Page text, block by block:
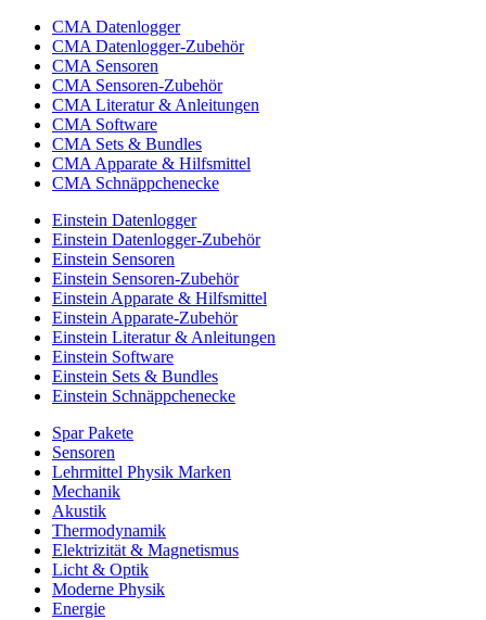
CMA Datenlogger
CMA Datenlogger-Zubehör
CMA Sensoren
CMA Sensoren-Zubehör
CMA Literatur & Anleitungen
CMA Software
CMA Sets & Bundles
CMA Apparate & Hilfsmittel
CMA Schnäppchenecke
Einstein Datenlogger
Einstein Datenlogger-Zubehör
Einstein Sensoren
Einstein Sensoren-Zubehör
Einstein Apparate & Hilfsmittel
Einstein Apparate-Zubehör
Einstein Literatur & Anleitungen
Einstein Software
Einstein Sets & Bundles
Einstein Schnäppchenecke
Spar Pakete
Sensoren
Lehrmittel Physik Marken
Mechanik
Akustik
Thermodynamik
Elektrizität & Magnetismus
Licht & Optik
Moderne Physik
Energie